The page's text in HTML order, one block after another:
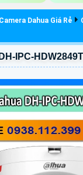
Camera Dahua Giá Rẻ
IPC-